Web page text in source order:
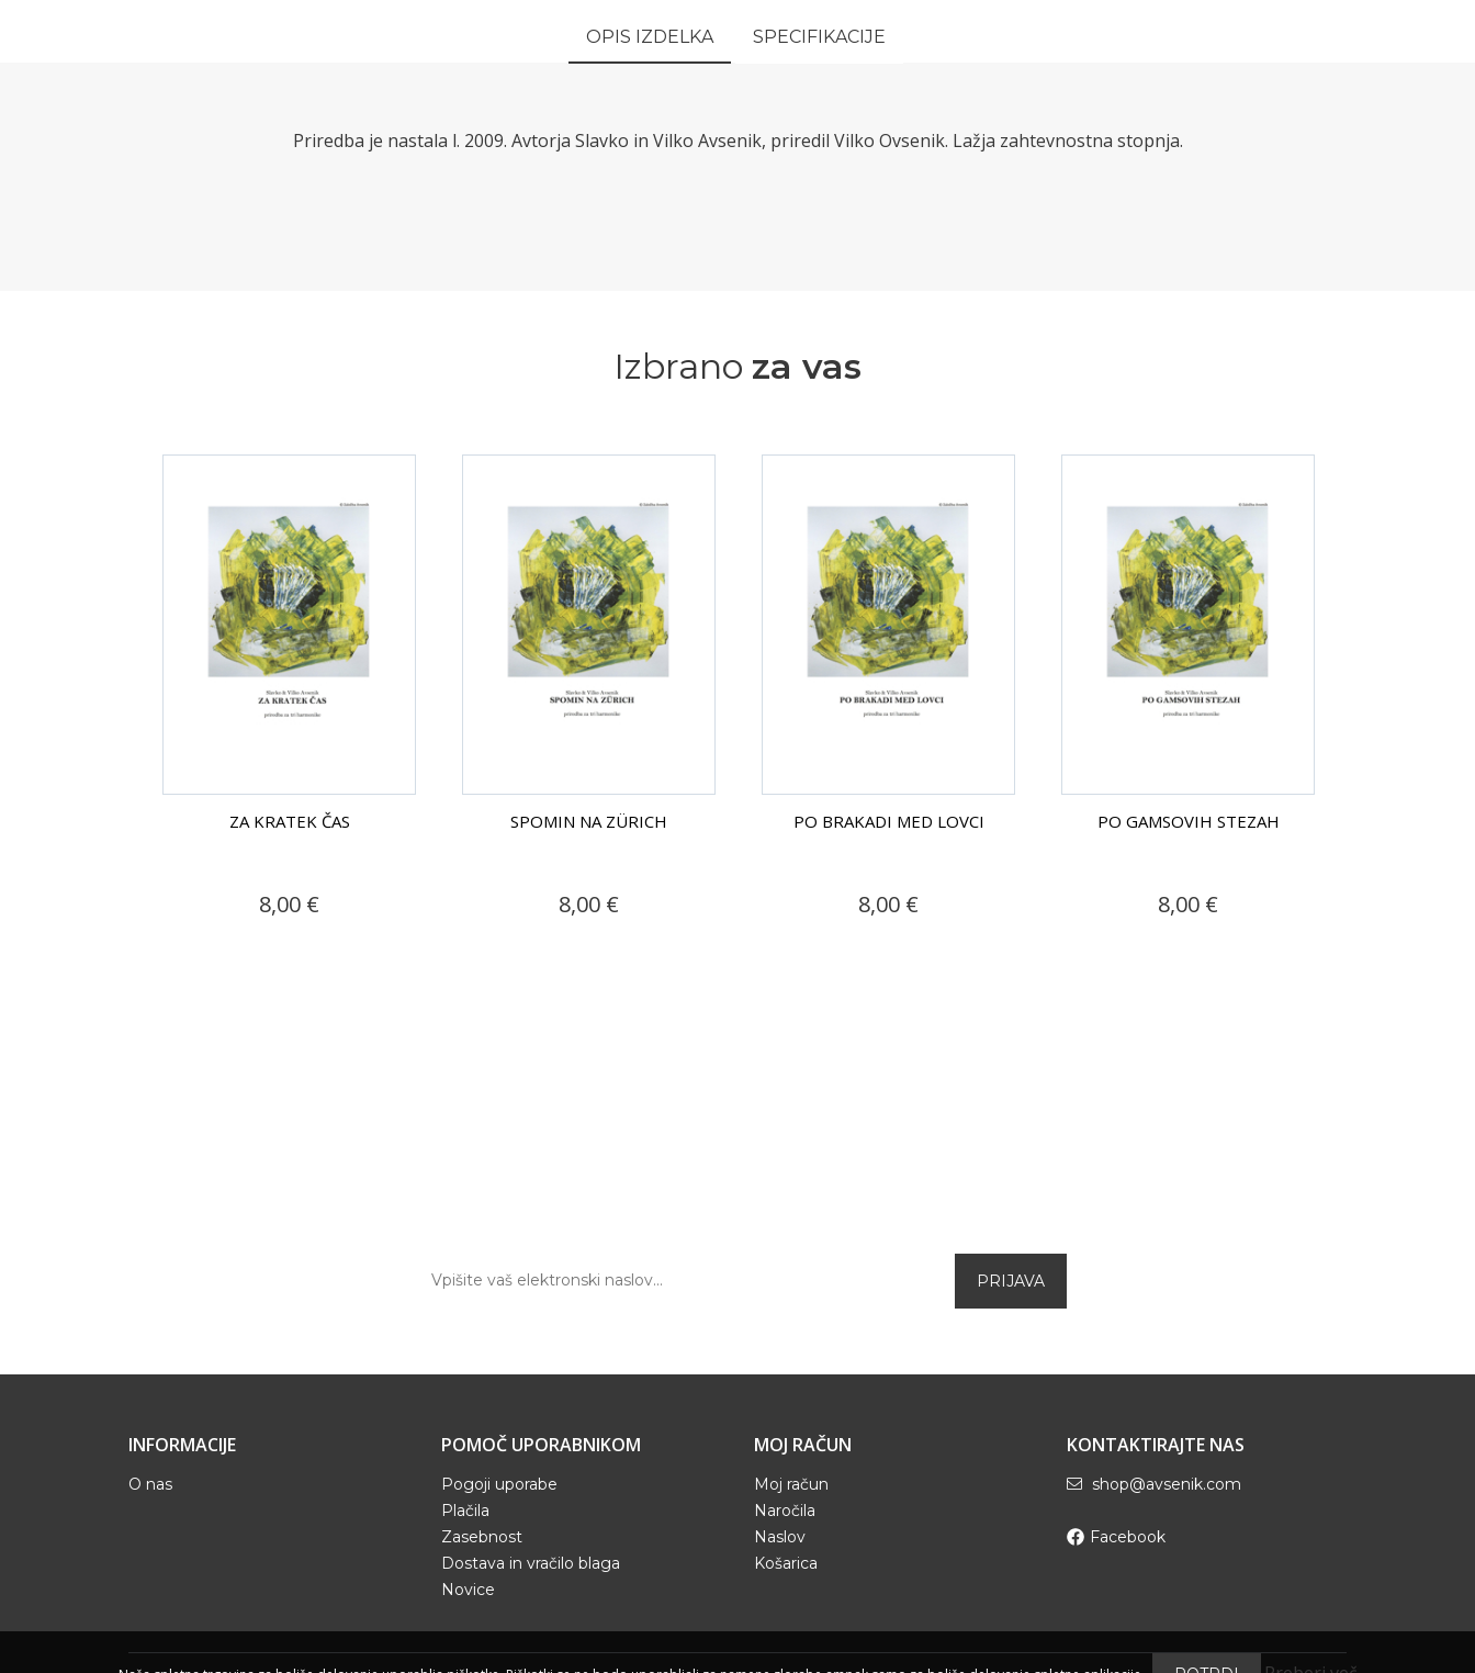
OPIS IZDELKA SPECIFIKACIJE
Priredba je nastala l. 2009. Avtorja Slavko in Vilko Avsenik, priredil Vilko Ovsenik. Lažja zahtevnostna stopnja.
Izbrano za vas
ZA KRATEK ČAS
8,00 €
SPOMIN NA ZÜRICH
8,00 €
PO BRAKADI MED LOVCI
8,00 €
PO GAMSOVIH STEZAH
8,00 €
INFORMACIJE
O nas
POMOČ UPORABNIKOM
Pogoji uporabe
Plačila
Zasebnost
Dostava in vračilo blaga
Novice
MOJ RAČUN
Moj račun
Naročila
Naslov
Košarica
KONTAKTIRAJTE NAS
shop@avsenik.com
Facebook